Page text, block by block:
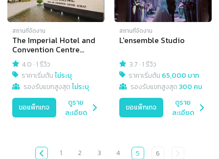
สถานที่จัดงาน
The Imperial Hotel and
Convention Centre
Korat4.0 ·1 รีวิว
ราคาเริ่มต้นไม่ระบุ
รองรับแขกสูงสุดไม่ระบุ
ขอแพ็กเกจ
ดูราย
ละเอียด
สถานที่จัดงาน
L'ensemble Studio
3.7 ·1 รีวิว
ราคาเริ่มต้น 65,000 บาท
รองรับแขกสูงสุด300 คน
ขอแพ็กเกจ
ดูราย
ละเอียด
1 2 3 4 5 6